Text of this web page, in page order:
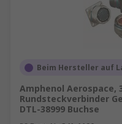
Beim Hersteller auf
Amphenol Aerospace,
Rundsteckverbinder
DTL-38999 Buchse